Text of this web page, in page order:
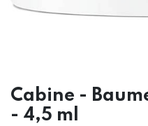
Cabine -
- 4,5 ml